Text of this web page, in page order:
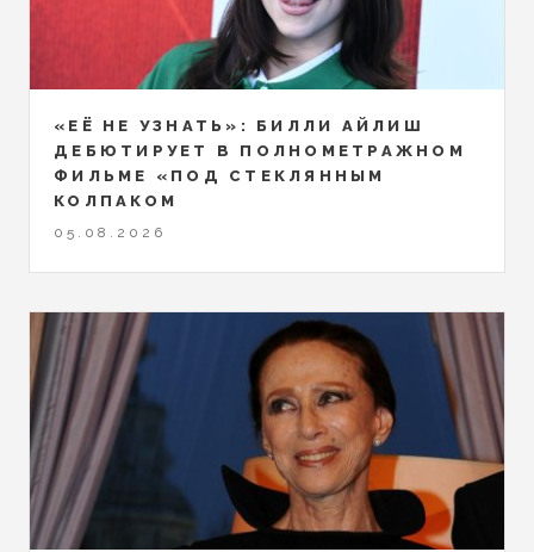
«ЕЁ НЕ УЗНАТЬ»: БИЛЛИ АЙЛИШ
ДЕБЮТИРУЕТ В ПОЛНОМЕТРАЖНОМ
ФИЛЬМЕ «ПОД СТЕКЛЯННЫМ
КОЛПАКОМ
05.08.2026